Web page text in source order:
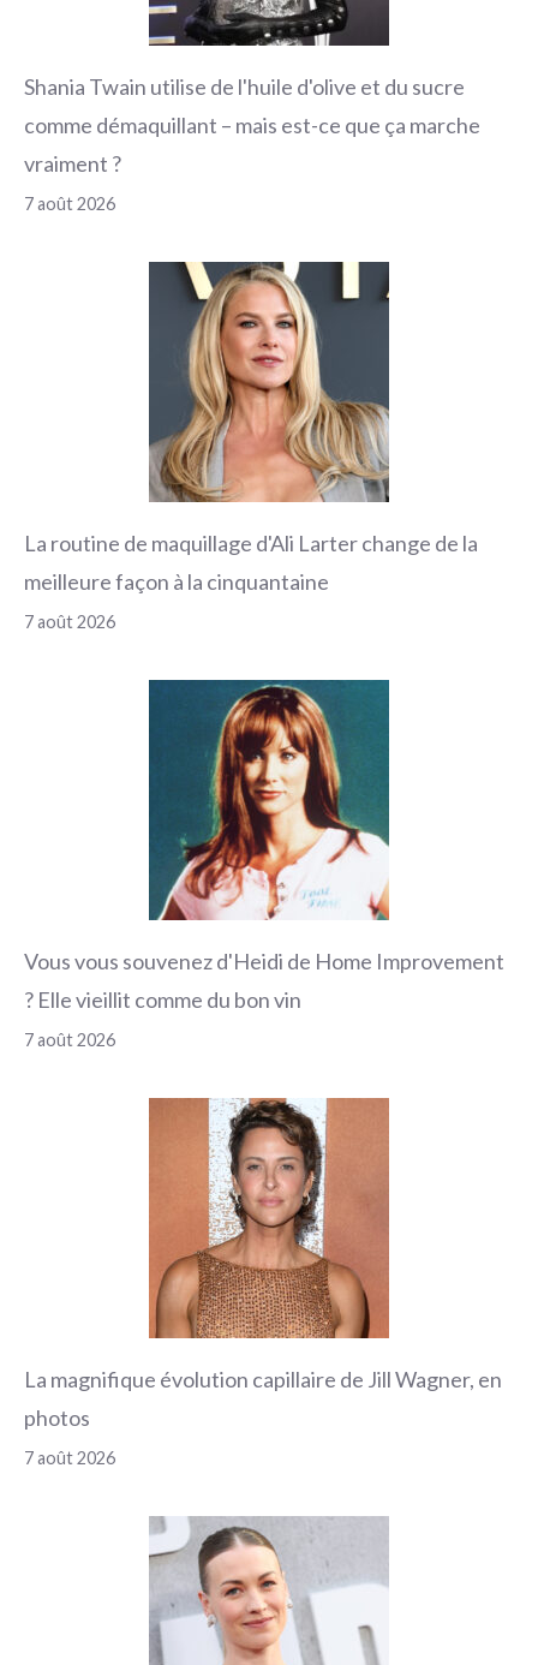
Shania Twain utilise de l'huile d'olive et du sucre
comme démaquillant – mais est-ce que ça marche
vraiment ?
7 août 2026
La routine de maquillage d'Ali Larter change de la
meilleure façon à la cinquantaine
7 août 2026
Vous vous souvenez d'Heidi de Home Improvement
? Elle vieillit comme du bon vin
7 août 2026
La magnifique évolution capillaire de Jill Wagner, en
photos
7 août 2026